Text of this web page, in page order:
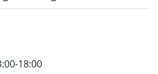
18:00